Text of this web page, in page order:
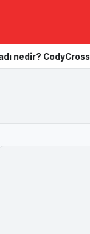
CodyCross sorusu